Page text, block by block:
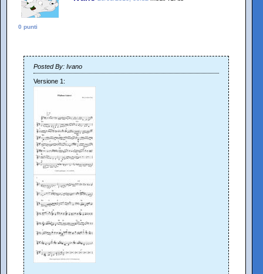
0 punti
Posted By: Ivano
Versione 1: